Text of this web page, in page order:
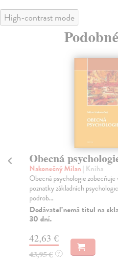
High-contrast mode
Obecná
Nakonečný Milan | Kniha
Obecná psychologie
poznatky základních
podrob...
Dodávateľ nemá titul na
30 dní.
42,63 €
43,95 € ?